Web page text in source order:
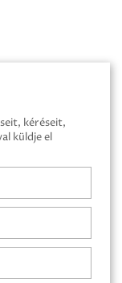
kéréseit,
küldje el